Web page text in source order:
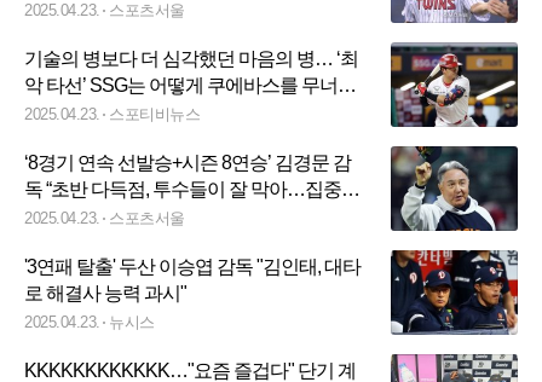
2025.04.23. 스포츠서울
기술의 병보다 더 심각했던 마음의 병… ‘최
악 타선’ SSG는 어떻게 쿠에바스를 무너뜨
렸나
2025.04.23. 스포티비뉴스
‘8경기 연속 선발승+시즌 8연승’ 김경문 감
독 “초반 다득점, 투수들이 잘 막아…집중력
잃지 않았다” [SS사직in]
2025.04.23. 스포츠서울
'3연패 탈출' 두산 이승엽 감독 "김인태, 대타
로 해결사 능력 과시"
2025.04.23. 뉴시스
KKKKKKKKKKKK…"요즘 즐겁다" 단기 계